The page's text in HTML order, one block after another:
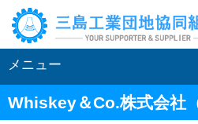
メニュー
Whiskey＆Co.株式会社